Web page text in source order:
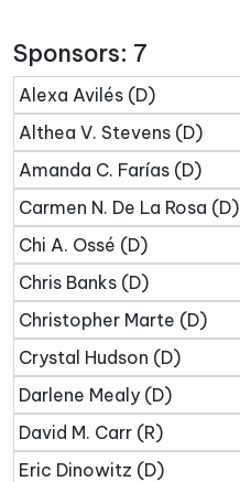
Sponsors: 7
Alexa Avilés (D)
Althea V. Stevens (D)
Amanda C. Farías (D)
Carmen N. De La Rosa (D)
Chi A. Ossé (D)
Chris Banks (D)
Christopher Marte (D)
Crystal Hudson (D)
Darlene Mealy (D)
David M. Carr (R)
Eric Dinowitz (D)